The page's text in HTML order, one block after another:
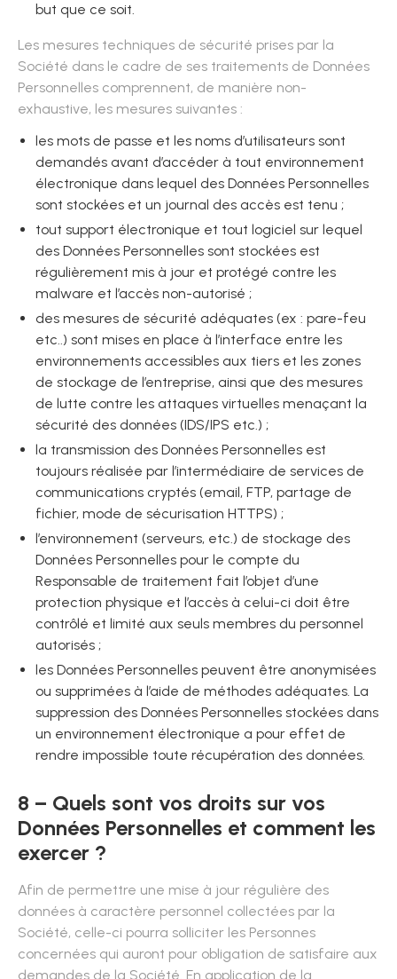
but que ce soit.
Les mesures techniques de sécurité prises par la
Société dans le cadre de ses traitements de Données
Personnelles comprennent, de manière non-
exhaustive, les mesures suivantes :
les mots de passe et les noms d’utilisateurs sont
demandés avant d’accéder à tout environnement
électronique dans lequel des Données Personnelles
sont stockées et un journal des accès est tenu ;
tout support électronique et tout logiciel sur lequel
des Données Personnelles sont stockées est
régulièrement mis à jour et protégé contre les
malware et l’accès non-autorisé ;
des mesures de sécurité adéquates (ex : pare-feu
etc..) sont mises en place à l’interface entre les
environnements accessibles aux tiers et les zones
de stockage de l’entreprise, ainsi que des mesures
de lutte contre les attaques virtuelles menaçant la
sécurité des données (IDS/IPS etc.) ;
la transmission des Données Personnelles est
toujours réalisée par l’intermédiaire de services de
communications cryptés (email, FTP, partage de
fichier, mode de sécurisation HTTPS) ;
l’environnement (serveurs, etc.) de stockage des
Données Personnelles pour le compte du
Responsable de traitement fait l’objet d’une
protection physique et l’accès à celui-ci doit être
contrôlé et limité aux seuls membres du personnel
autorisés ;
les Données Personnelles peuvent être anonymisées
ou supprimées à l’aide de méthodes adéquates. La
suppression des Données Personnelles stockées dans
un environnement électronique a pour effet de
rendre impossible toute récupération des données.
8 – Quels sont vos droits sur vos
Données Personnelles et comment les
exercer ?
Afin de permettre une mise à jour régulière des
données à caractère personnel collectées par la
Société, celle-ci pourra solliciter les Personnes
concernées qui auront pour obligation de satisfaire aux
demandes de la Société. En application de la